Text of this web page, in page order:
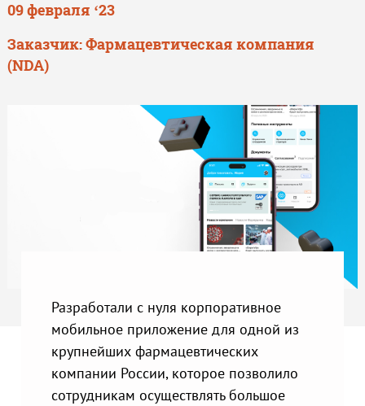
09 февраля ‘23
Заказчик: Фармацевтическая компания
(NDA)
Разработали с нуля корпоративное
мобильное приложение для одной из
крупнейших фармацевтических
компании России, которое позволило
сотрудникам осуществлять большое